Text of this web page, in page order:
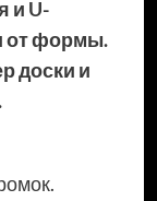
и U-
от формы.
доски и